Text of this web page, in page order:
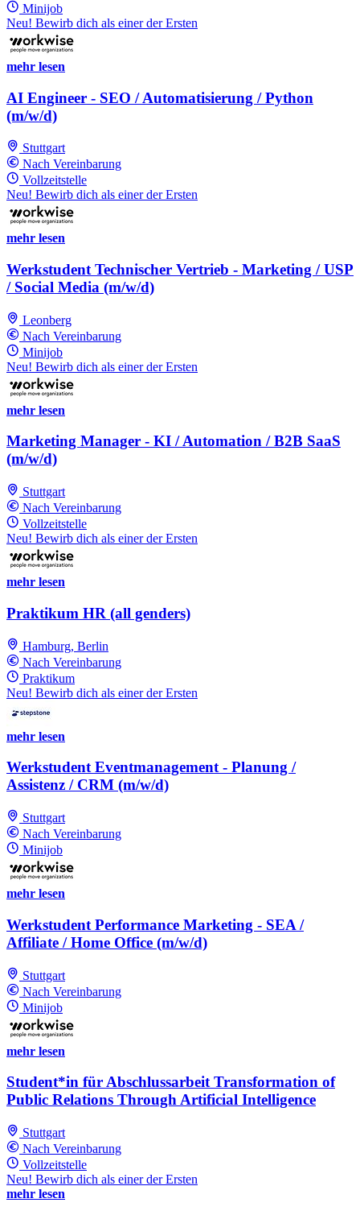
Minijob
Neu! Bewirb dich als einer der Ersten
mehr lesen
AI Engineer - SEO / Automatisierung / Python
(m/w/d)
Stuttgart
Nach Vereinbarung
Vollzeitstelle
Neu! Bewirb dich als einer der Ersten
mehr lesen
Werkstudent Technischer Vertrieb - Marketing / USP
/ Social Media (m/w/d)
Leonberg
Nach Vereinbarung
Minijob
Neu! Bewirb dich als einer der Ersten
mehr lesen
Marketing Manager - KI / Automation / B2B SaaS
(m/w/d)
Stuttgart
Nach Vereinbarung
Vollzeitstelle
Neu! Bewirb dich als einer der Ersten
mehr lesen
Praktikum HR (all genders)
Hamburg, Berlin
Nach Vereinbarung
Praktikum
Neu! Bewirb dich als einer der Ersten
mehr lesen
Werkstudent Eventmanagement - Planung /
Assistenz / CRM (m/w/d)
Stuttgart
Nach Vereinbarung
Minijob
mehr lesen
Werkstudent Performance Marketing - SEA /
Affiliate / Home Office (m/w/d)
Stuttgart
Nach Vereinbarung
Minijob
mehr lesen
Student*in für Abschlussarbeit Transformation of
Public Relations Through Artificial Intelligence
Stuttgart
Nach Vereinbarung
Vollzeitstelle
Neu! Bewirb dich als einer der Ersten
mehr lesen